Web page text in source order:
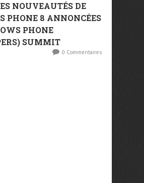
NOUVEAUTÉS DE
PHONE 8 ANNONCÉES
PHONE
SUMMIT
0 Commentaires